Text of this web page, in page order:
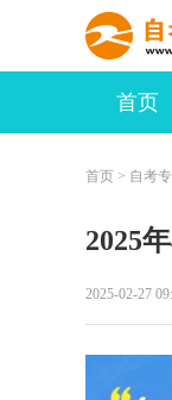
首页
首页 > 自考
2025
2025-02-27